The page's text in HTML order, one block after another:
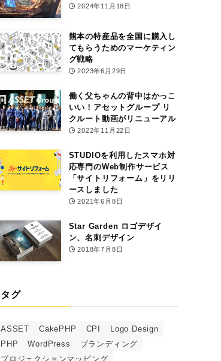
2024年11月18日
熊本の特産品を全国に購入し
てもらうためのマーケティン
グ戦略
2023年6月29日
働く父ちゃんの背中はかっこ
いい！アセットグループ リ
クルート動画がリニューアル
2022年11月22日
STUDIOを利用したスマホ対
応専門のWeb制作サービス
「サイトリフォーム」をリリ
ースしました
2021年6月8日
Star Garden ロゴデザイ
ン、名刺デザイン
2018年7月8日
タグ
ASSET CakePHP CPI
Logo Design
PHP
WordPress
ブランディング
プロジェクションマッピング